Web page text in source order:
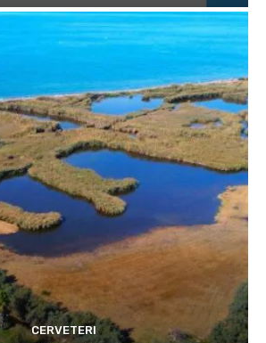
CERVETERI